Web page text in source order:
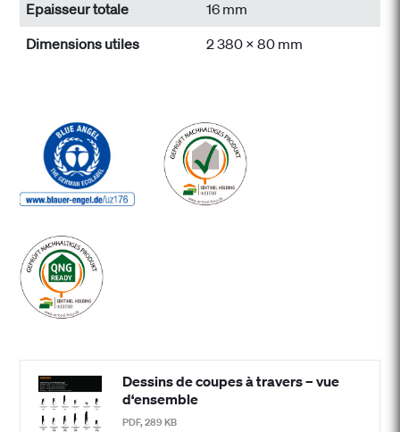
Epaisseur totale
16 mm
Dimensions utiles
2 380 x 80 mm
Dessins de coupes à travers – vue
d‘ensemble
PDF, 289 KB